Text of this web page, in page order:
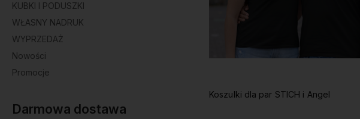
KUBKI I PODUSZKI
WŁASNY NADRUK
WYPRZEDAŻ
Nowości
Promocje
Darmowa dostawa
Koszulki dla par STICH i Angel